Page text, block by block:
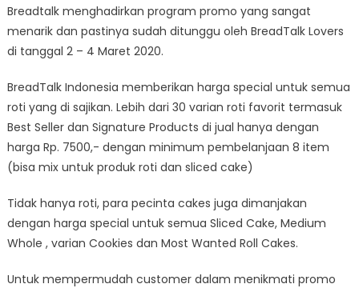
Breadtalk menghadirkan program promo yang sangat
menarik dan pastinya sudah ditunggu oleh BreadTalk Lovers
di tanggal 2 – 4 Maret 2020.
BreadTalk Indonesia memberikan harga special untuk semua
roti yang di sajikan. Lebih dari 30 varian roti favorit termasuk
Best Seller dan Signature Products di jual hanya dengan
harga Rp. 7500,- dengan minimum pembelanjaan 8 item
(bisa mix untuk produk roti dan sliced cake)
Tidak hanya roti, para pecinta cakes juga dimanjakan
dengan harga special untuk semua Sliced Cake, Medium
Whole , varian Cookies dan Most Wanted Roll Cakes.
Untuk mempermudah customer dalam menikmati promo